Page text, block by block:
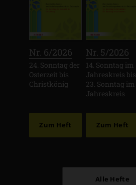
Nr. 6/2026
24. Sonntag der
Osterzeit bis
Christkönig
Zum Heft
Nr. 5/2026
14. Sonntag im
Jahreskreis bis
23. Sonntag im
Jahreskreis
Zum Heft
Alle Hefte